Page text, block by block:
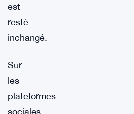
est
resté
inchangé.
Sur
les
plateformes
sociales,